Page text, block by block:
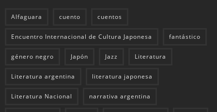
Alfaguara cuento cuentos
Encuentro Internacional de Cultura Japonesa fantástico
género negro Japón Jazz Literatura
Literatura argentina literatura japonesa
Literatura Nacional narrativa argentina